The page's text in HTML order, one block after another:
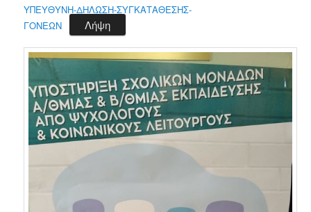
ΥΠΕΥΘΥΝΗ-ΔΗΛΩΣΗ-ΣΥΓΚΑΤΑΘΕΣΗΣ-
ΓΟΝΕΩΝ
Λήψη